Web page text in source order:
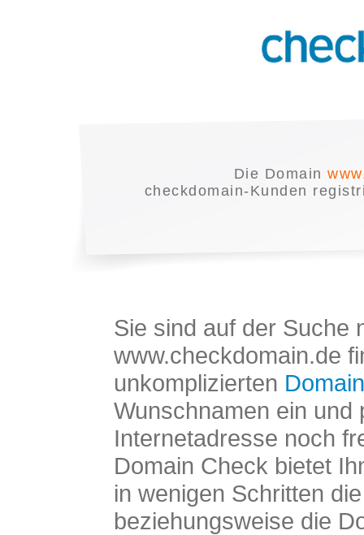
Die Domain
checkdomain-Kunden
Sie sind auf der Suche
www.checkdomain.de
unkomplizierten
Wunschnamen ein und
Internetadresse noch
Domain Check bietet
in wenigen Schritten
beziehungsweise die